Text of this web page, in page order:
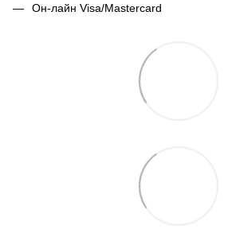
Он-лайн Visa/Mastercard